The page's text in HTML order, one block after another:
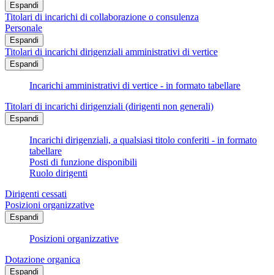
Espandi
Titolari di incarichi di collaborazione o consulenza
Personale
Espandi
Titolari di incarichi dirigenziali amministrativi di vertice
Espandi
Incarichi amministrativi di vertice - in formato tabellare
Titolari di incarichi dirigenziali (dirigenti non generali)
Espandi
Incarichi dirigenziali, a qualsiasi titolo conferiti - in formato
tabellare
Posti di funzione disponibili
Ruolo dirigenti
Dirigenti cessati
Posizioni organizzative
Espandi
Posizioni organizzative
Dotazione organica
Espandi